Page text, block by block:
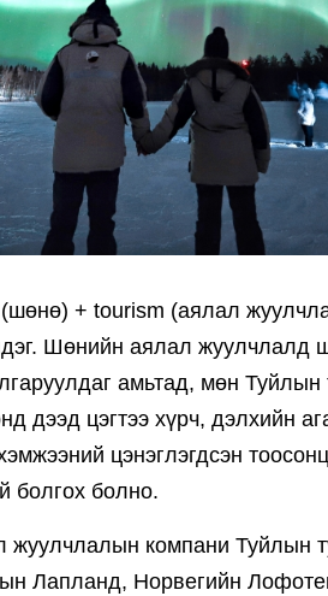
+ tourism (аялал
Шөнийн аялал жуулчлалд
амьтад, мөн Туйлын
дээд цэгтээ хүрч, дэлхийн
цэнэглэгдсэн
болгох болно.
жуулчлалын компани Туйлын
Лапланд, Норвегийн